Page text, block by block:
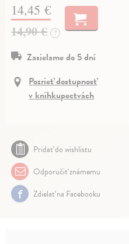
14,45 €
14,90 € ?
Zasielame do 5 dní
Pozrieť dostupnosť
v kníhkupectvách
Pridať do wishlistu
Odporučiť známemu
Zdielať na Facebooku